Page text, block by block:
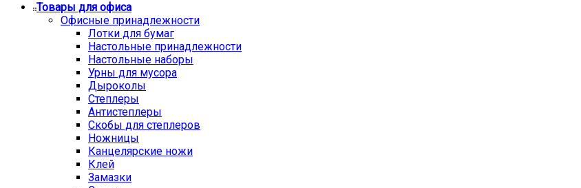
Товары для офиса
Офисные принадлежности
Лотки для бумаг
Настольные принадлежности
Настольные наборы
Урны для мусора
Дыроколы
Степлеры
Антистеплеры
Скобы для степлеров
Ножницы
Канцелярские ножи
Клей
Замазки